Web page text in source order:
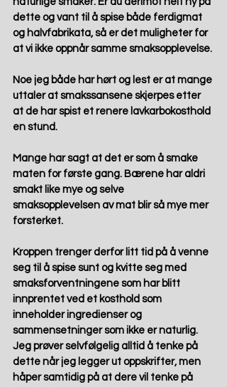
dette og vant til å spise både ferdigmat
og halvfabrikata, så er det muligheter for
at vi ikke oppnår samme smaksopplevelse.
Noe jeg både har hørt og lest er at mange
uttaler at smakssansene skjerpes etter
at de har spist et renere lavkarbokosthold
en stund.
Mange har sagt at det er som å smake
maten for første gang. Bærene har aldri
smakt like mye og selve
smaksopplevelsen av mat blir så mye mer
forsterket.
Kroppen trenger derfor litt tid på å venne
seg til å spise sunt og kvitte seg med
smaksforventningene som har blitt
innprentet ved et kosthold som
inneholder ingredienser og
sammensetninger som ikke er naturlig.
Jeg prøver selvfølgelig alltid å tenke på
dette når jeg legger ut oppskrifter, men
håper samtidig på at dere vil tenke på